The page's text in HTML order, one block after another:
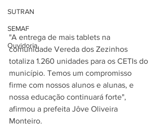
SUTRAN
SEMAF
Ouvidoria
"A entrega de mais tablets na
comunidade Vereda dos Zezinhos
totaliza 1.260 unidades para os CETIs do
município. Temos um compromisso
firme com nossos alunos e alunas, e
nossa educação continuará forte",
afirmou a prefeita Jôve Oliveira
Monteiro.